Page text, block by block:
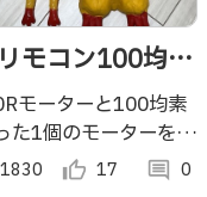
モコン100均ロ
モーターと100均素
た1個のモーターを使
をします．
1830 thumb_up_alt 17 comment 0